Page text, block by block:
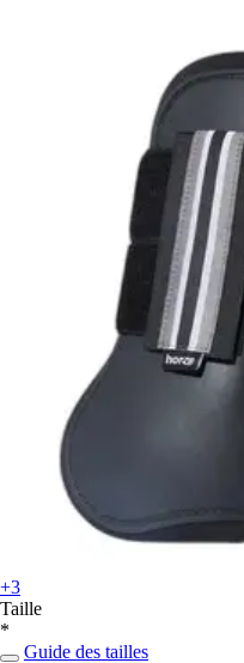
+3
Taille
*
Guide des tailles